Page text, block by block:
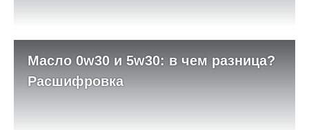
Масло 0w30 и 5w30: в чем разница?
Расшифровка